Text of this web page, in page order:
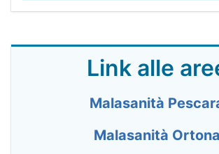
Link alle
Malasanità
Malasanità Ortona